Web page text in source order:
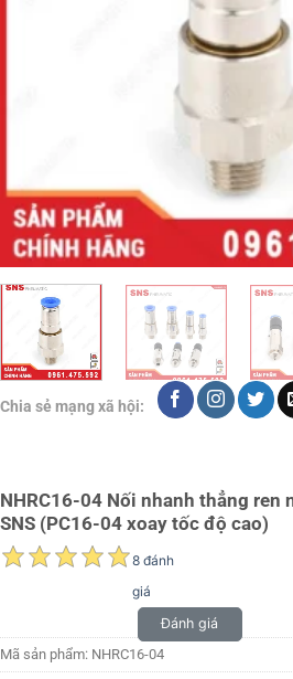
Chia sẻ mạng xã hội:
NHRC16-04 Nối nhanh thẳng ren
SNS (PC16-04 xoay tốc độ cao)
8 đánh
giá
Đánh giá
Mã sản phẩm: NHRC16-04